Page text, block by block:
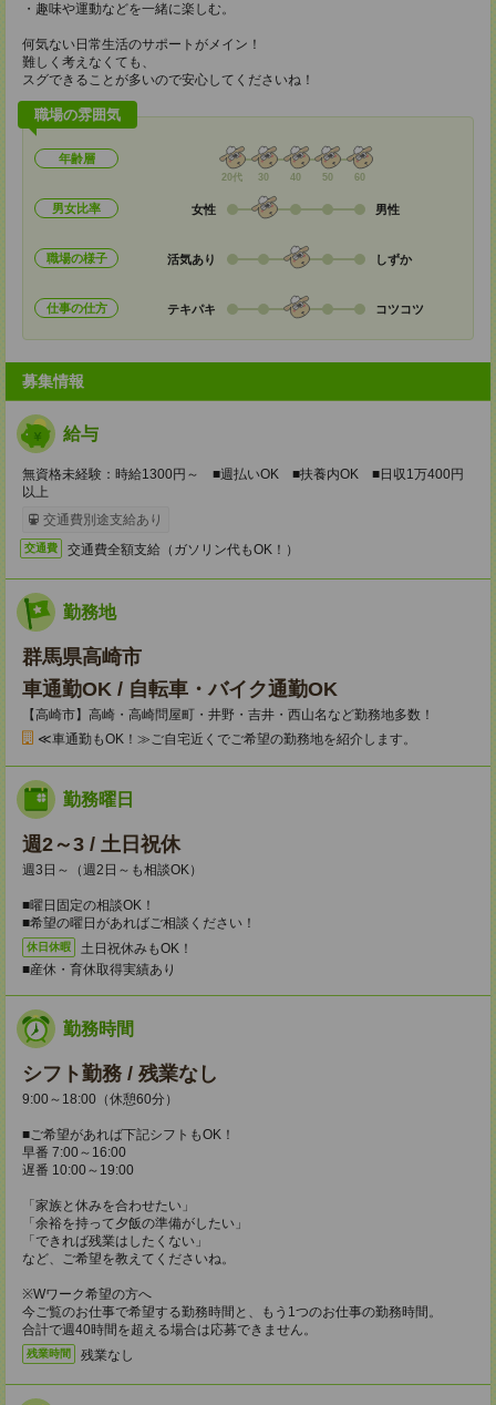
・趣味や運動などを一緒に楽しむ。
何気ない日常生活のサポートがメイン！
難しく考えなくても、
スグできることが多いので安心してくださいね！
職場の雰囲気
年齢層
20代 30 40 50 60
男女比率 女性 男性
職場の様子 活気あり しずか
仕事の仕方 テキパキ コツコツ
募集情報
給与
無資格未経験：時給1300円～ ■週払いOK ■扶養内OK ■日収1万400円
以上
交通費別途支給あり
交通費 交通費全額支給（ガソリン代もOK！）
勤務地
群馬県高崎市
車通勤OK / 自転車・バイク通勤OK
【高崎市】高崎・高崎問屋町・井野・吉井・西山名など勤務地多数！
≪車通勤もOK！≫ご自宅近くでご希望の勤務地を紹介します。
勤務曜日
週2～3 / 土日祝休
週3日～（週2日～も相談OK）
■曜日固定の相談OK！
■希望の曜日があればご相談ください！
休日休暇
土日祝休みもOK！
■産休・育休取得実績あり
勤務時間
シフト勤務 / 残業なし
9:00～18:00（休憩60分）
■ご希望があれば下記シフトもOK！
早番 7:00～16:00
遅番 10:00～19:00
「家族と休みを合わせたい」
「余裕を持って夕飯の準備がしたい」
「できれば残業はしたくない」
など、ご希望を教えてくださいね。
※Wワーク希望の方へ
今ご覧のお仕事で希望する勤務時間と、もう1つのお仕事の勤務時間。
合計で週40時間を超える場合は応募できません。
残業時間 残業なし